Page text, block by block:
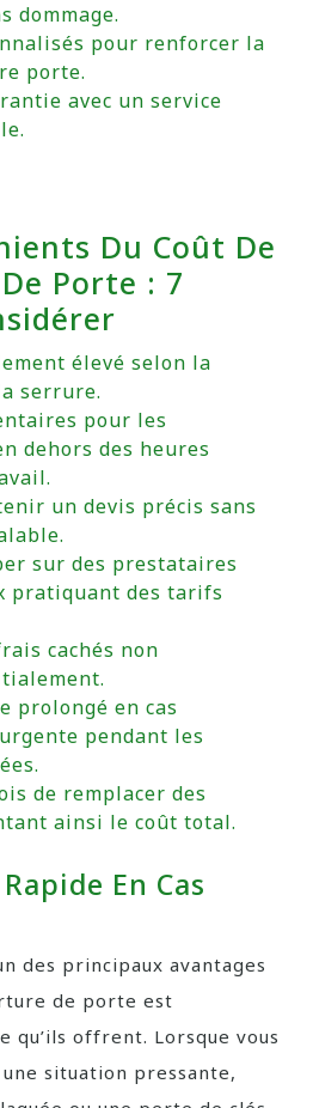
dommage.
pour renforcer la
porte.
avec un service
Du Coût De
Porte : 7
élevé selon la
serrure.
pour les
dehors des heures
un devis précis sans
sur des prestataires
pratiquant des tarifs
cachés non
prolongé en cas
pendant les
de remplacer des
ainsi le coût total.
En Cas
des principaux avantages
de porte est
qu’ils offrent. Lorsque vous
situation pressante,